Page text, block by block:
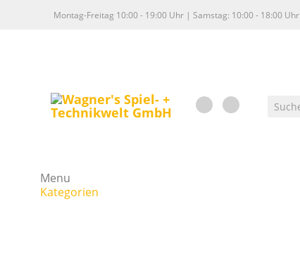
Montag-Freitag 10:00 - 19:00 Uhr | Samstag: 10:00 - 18:00 Uhr
Menu
Kategorien